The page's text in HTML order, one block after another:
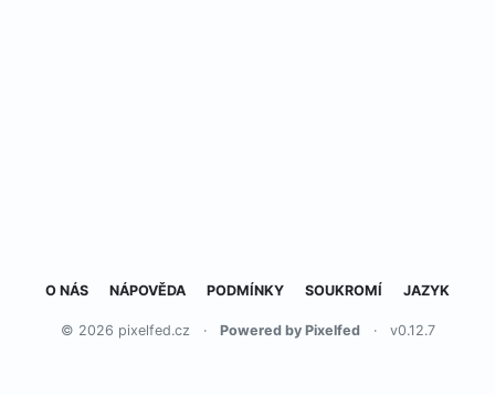
O NÁS NÁPOVĚDA PODMÍNKY SOUKROMÍ JAZYK
© 2026 pixelfed.cz · Powered by Pixelfed · v0.12.7